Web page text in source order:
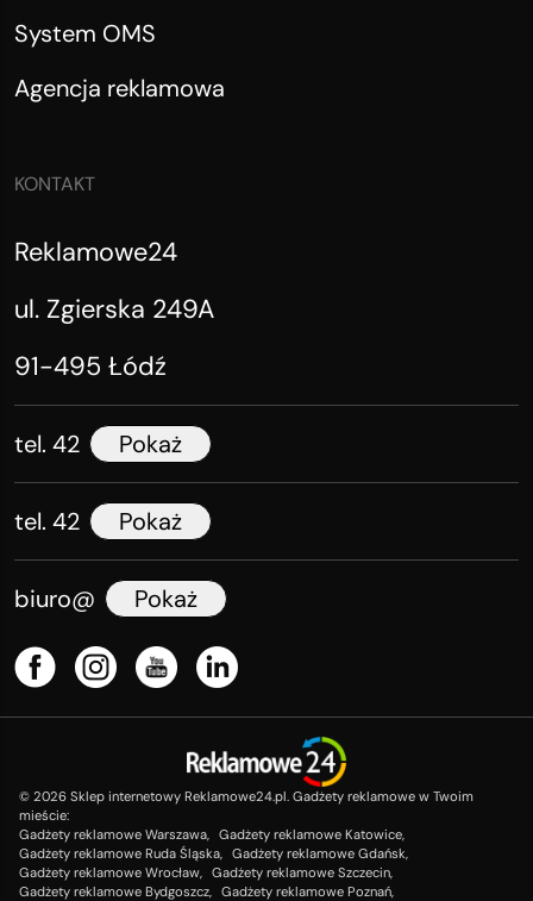
System OMS
Agencja reklamowa
KONTAKT
Reklamowe24
ul. Zgierska 249A
91-495 Łódź
tel. 42 Pokaż
tel. 42 Pokaż
biuro@ Pokaż
© 2026 Sklep internetowy Reklamowe24.pl. Gadżety reklamowe w Twoim
mieście:
Gadżety reklamowe Warszawa, Gadżety reklamowe Katowice,
Gadżety reklamowe Ruda Śląska, Gadżety reklamowe Gdańsk,
Gadżety reklamowe Wrocław, Gadżety reklamowe Szczecin,
Gadżety reklamowe Bydgoszcz, Gadżety reklamowe Poznań,